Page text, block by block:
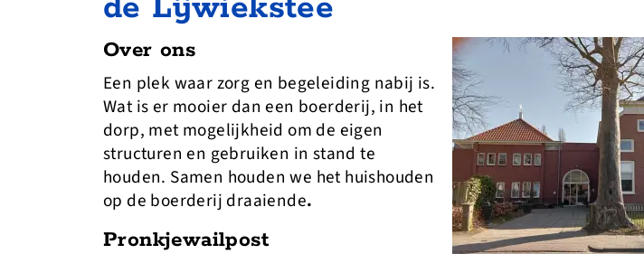
Over ons
Een plek waar zorg en begeleiding nabij is.
Wat is er mooier dan een boerderij, in het
dorp, met mogelijkheid om de eigen
structuren en gebruiken in stand te
houden. Samen houden we het huishouden
op de boerderij draaiende.
Pronkjewailpost